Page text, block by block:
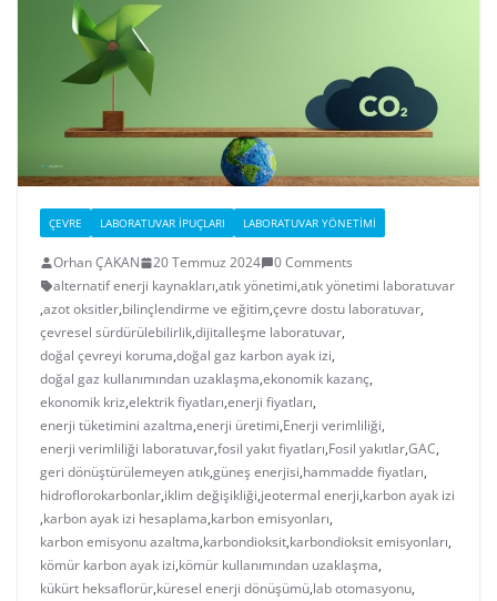
ÇEVRE LABORATUVAR İPUÇLARI LABORATUVAR YÖNETIMI
Orhan ÇAKAN 20 Temmuz 2024
0 Comments
alternatif enerji kaynakları,atık yönetimi,atık yönetimi laboratuvar
,azot oksitler,bilinçlendirme ve eğitim,çevre dostu laboratuvar,
çevresel sürdürülebilirlik,dijitalleşme laboratuvar,
doğal çevreyi koruma,doğal gaz karbon ayak izi,
doğal gaz kullanımından uzaklaşma,ekonomik kazanç,
ekonomik kriz,elektrik fiyatları,enerji fiyatları,
enerji tüketimini azaltma,enerji üretimi,Enerji verimliliği,
enerji verimliliği laboratuvar,fosil yakıt fiyatları,Fosil yakıtlar,GAC,
geri dönüştürülemeyen atık,güneş enerjisi,hammadde fiyatları,
hidroflorokarbonlar,iklim değişikliği,jeotermal enerji,karbon ayak izi
,karbon ayak izi hesaplama,karbon emisyonları,
karbon emisyonu azaltma,karbondioksit,karbondioksit emisyonları,
kömür karbon ayak izi,kömür kullanımından uzaklaşma,
kükürt heksaflorür,küresel enerji dönüşümü,lab otomasyonu,